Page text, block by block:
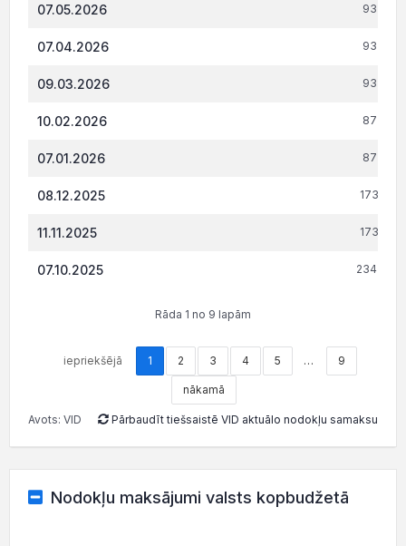
07.05.2026 93
07.04.2026 93
09.03.2026 93
10.02.2026 87
07.01.2026 87
08.12.2025 173
11.11.2025 173
07.10.2025 234
Rāda 1 no 9 lapām
iepriekšējā 1 2 3 4 5 … 9
nākamā
Avots: VID Pārbaudīt tiešsaistē VID aktuālo nodokļu samaksu
Nodokļu maksājumi valsts kopbudžetā